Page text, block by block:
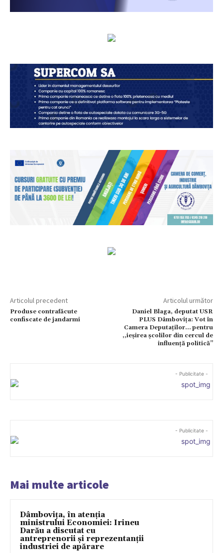
Articolul precedent
Produse contrafăcute
confiscate de jandarmi
Articolul următor
Daniel Blaga, deputat USR
PLUS Dâmbovița: Vot în
Camera Deputaților… pentru
,,ieșirea școlilor din cercul de
influență politică’’
- Publicitate -
- Publicitate -
Mai multe articole
Dâmbovița, în atenția
ministrului Economiei: Irineu
Darău a discutat cu
antreprenorii și reprezentanții
industriei de apărare